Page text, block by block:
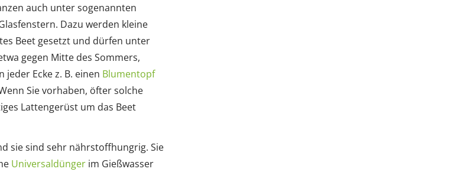
auch unter sogenannten
Dazu werden kleine
Beet gesetzt und dürfen unter
gegen Mitte des Sommers,
Ecke z. B. einen Blumentopf
Sie vorhaben, öfter solche
Lattengerüst um das Beet
sie sind sehr nährstoffhungrig. Sie
Universaldünger im Gießwasser